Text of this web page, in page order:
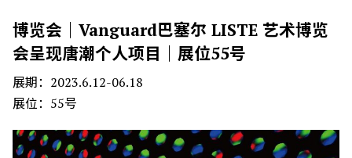
博览会｜Vanguard巴塞尔 LISTE 艺术博览
会呈现唐潮个人项目｜展位55号
展期：2023.6.12-06.18
展位：55号